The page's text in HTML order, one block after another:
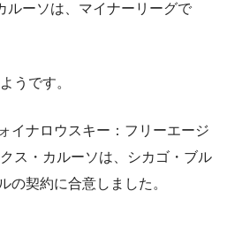
ルーソは、マイナーリーグで
うです。
イナロウスキー：フリーエージ
ス・カルーソは、シカゴ・ブル
の契約に合意しました。